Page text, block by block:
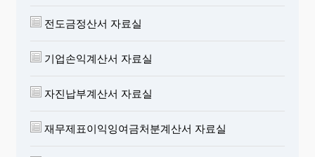
전도금정산서 자료실
기업손익계산서 자료실
자진납부계산서 자료실
재무제표이익잉여금처분계산서 자료실